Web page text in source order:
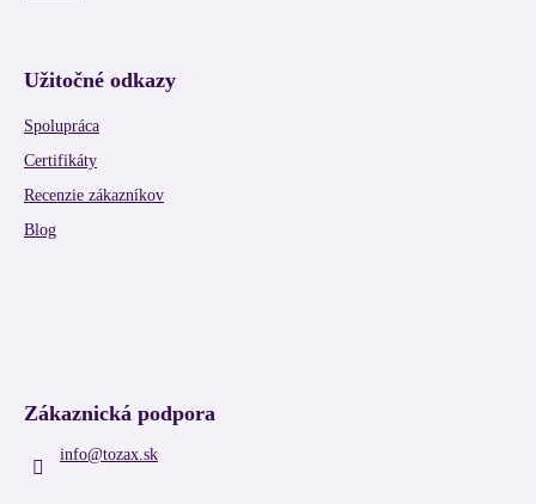
Užitočné odkazy
Spolupráca
Certifikáty
Recenzie zákazníkov
Blog
Zákaznická podpora
info@tozax.sk